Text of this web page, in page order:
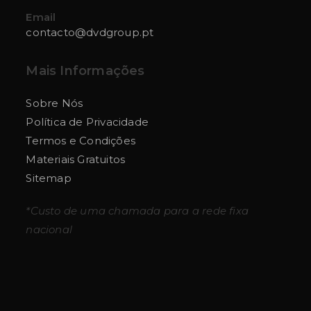
in
your
Email
contacto@dvdgroup.ptOpens
Mais Informações
Sobre Nós
Política de Privacidade
Termos e Condições
Materiais Gratuitos
Sitemap
*Custo de uma chamada para a rede fixa
nacional